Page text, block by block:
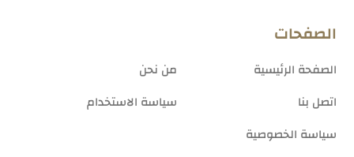
الصفحات
الصفحة الرئيسية
من نحن
اتصل بنا
سياسة الاستخدام
سياسة الخصوصية